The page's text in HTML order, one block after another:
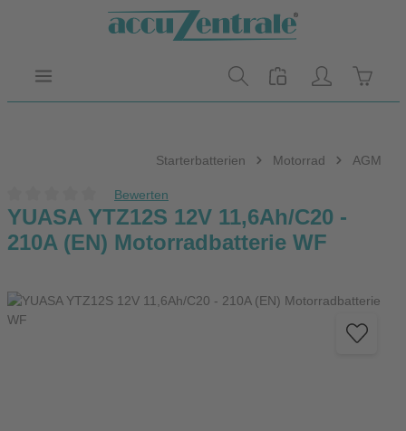
Zum Hauptinhalt springen
Starterbatterien Motorrad AGM
Durchschnittliche Bewertung von 0 von 5 Sternen
Bewerten
YUASA YTZ12S 12V 11,6Ah/C20 -
210A (EN) Motorradbatterie WF
Bildergalerie überspringen